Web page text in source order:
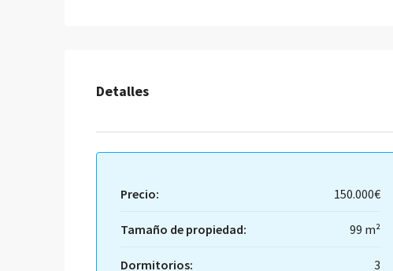
Detalles
Precio: 150.000€
Tamaño de propiedad: 99 m²
Dormitorios: 3